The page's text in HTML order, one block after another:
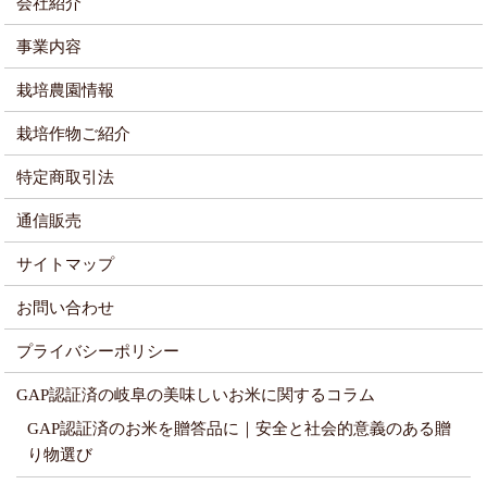
事業内容
栽培農園情報
栽培作物ご紹介
特定商取引法
通信販売
サイトマップ
お問い合わせ
プライバシーポリシー
GAP認証済の岐阜の美味しいお米に関するコラム
GAP認証済のお米を贈答品に｜安全と社会的意義のある贈
り物選び